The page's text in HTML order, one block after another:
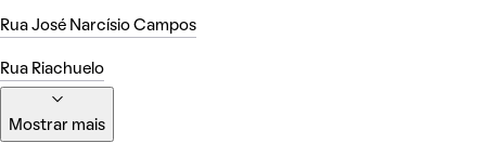
Rua José Narcísio Campos
Rua Riachuelo
Mostrar mais